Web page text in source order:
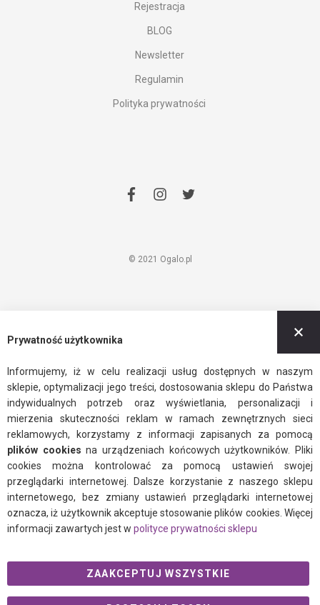
Rejestracja
BLOG
Newsletter
Regulamin
Polityka prywatności
facebook
instagram
twitter
© 2021 Ogalo.pl
Prywatność użytkownika
Informujemy, iż w celu realizacji usług dostępnych w naszym
sklepie, optymalizacji jego treści, dostosowania sklepu do Państwa
indywidualnych potrzeb oraz wyświetlania, personalizacji i
mierzenia skuteczności reklam w ramach zewnętrznych sieci
reklamowych, korzystamy z informacji zapisanych za pomocą
plików cookiesna urządzeniach końcowych użytkowników. Pliki
cookies można kontrolować za pomocą ustawień swojej
przeglądarki internetowej. Dalsze korzystanie z naszego sklepu
internetowego, bez zmiany ustawień przeglądarki internetowej
oznacza, iż użytkownik akceptuje stosowanie plików cookies. Więcej
informacji zawartych jest w polityce prywatności sklepu
ZAAKCEPTUJ WSZYSTKIE